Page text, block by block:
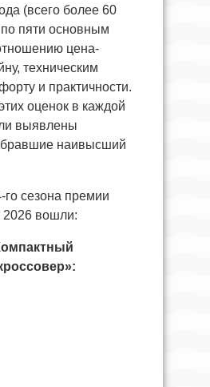
(всего более 60
пяти основным
цена-
техническим
и практичности.
оценок в каждой
выявлены
наивысший
го сезона премии
вошли: